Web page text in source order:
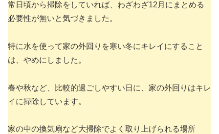
常日頃から掃除をしていれば、わざわざ12月にまとめる
必要性が無いと気づきました。
特に水を使って家の外回りを寒い冬にキレイにすること
は、やめにしました。
春や秋など、比較的過ごしやすい日に、家の外回りはキレ
イに掃除しています。
家の中の換気扇など大掃除でよく取り上げられる場所